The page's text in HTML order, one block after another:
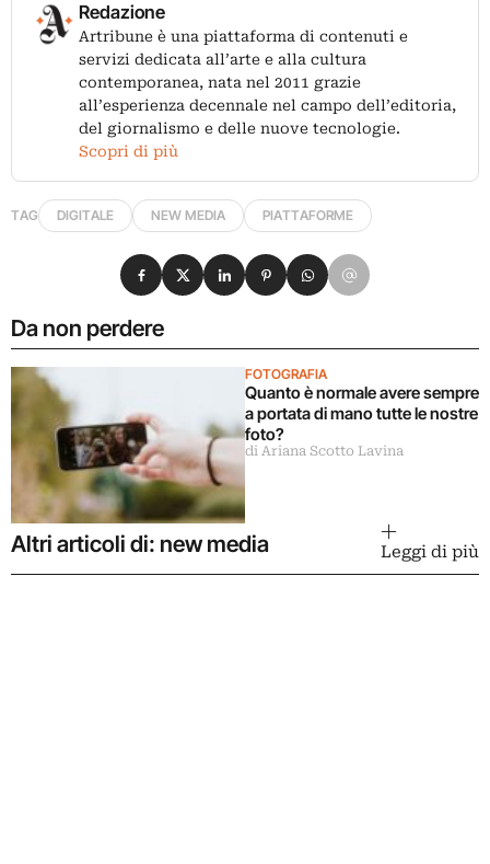
Redazione
Artribune è una piattaforma di contenuti e
servizi dedicata all’arte e alla cultura
contemporanea, nata nel 2011 grazie
all’esperienza decennale nel campo dell’editoria,
del giornalismo e delle nuove tecnologie.
Scopri di più
TAG DIGITALE NEW MEDIA PIATTAFORME
Da non perdere
FOTOGRAFIA
Quanto è normale avere sempre
a portata di mano tutte le nostre
foto?
di Ariana Scotto Lavina
Condividi su Facebook
Condividi su X
Condividi su LinkedIn
Condividi su Pinterest
Condividi su WhatsApp
Condividi su Email
Altri articoli di: new media Leggi di più